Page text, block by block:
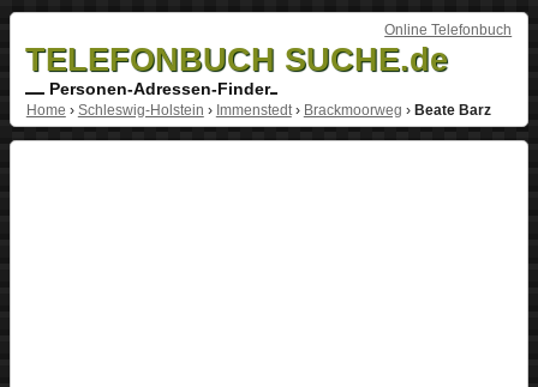
Online Telefonbuch
TELEFONBUCH SUCHE.de
Personen-Adressen-Finder
Home › Schleswig-Holstein › Immenstedt› Brackmoorweg › Beate Barz